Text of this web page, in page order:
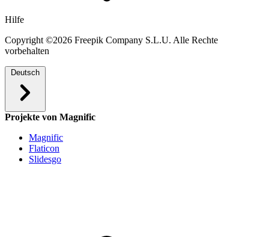
Hilfe
Copyright ©2026 Freepik Company S.L.U. Alle Rechte
vorbehalten
Deutsch
Projekte von Magnific
Magnific
Flaticon
Slidesgo